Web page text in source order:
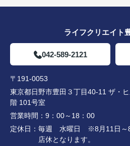
ライフクリエイト
042-589-2121
〒191-0053
東京都日野市豊田３丁目40-11 ザ・
階 101号室
営業時間： 9：00～18：00
定休日： 毎週 水曜日 ※8月11日～8
店休となります。